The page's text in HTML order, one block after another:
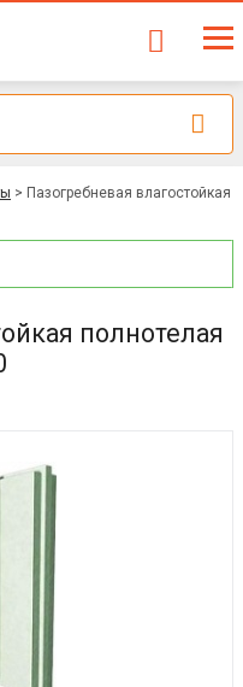
> Пазогребневая влагостойкая
полнотелая